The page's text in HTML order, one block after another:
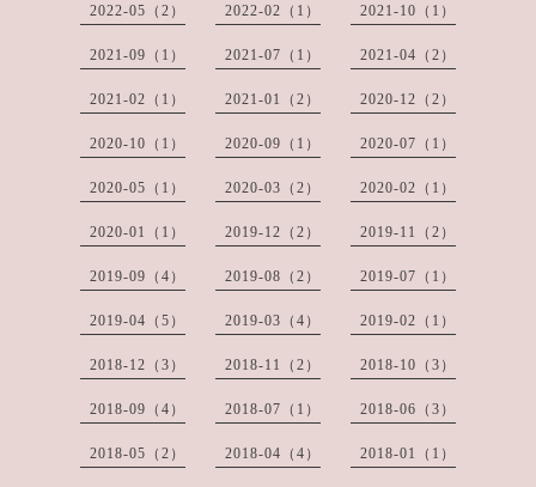
2022-05（2） 2022-02（1） 2021-10（1）
2021-09（1） 2021-07（1） 2021-04（2）
2021-02（1） 2021-01（2） 2020-12（2）
2020-10（1） 2020-09（1） 2020-07（1）
2020-05（1） 2020-03（2） 2020-02（1）
2020-01（1） 2019-12（2） 2019-11（2）
2019-09（4） 2019-08（2） 2019-07（1）
2019-04（5） 2019-03（4） 2019-02（1）
2018-12（3） 2018-11（2） 2018-10（3）
2018-09（4） 2018-07（1） 2018-06（3）
2018-05（2） 2018-04（4） 2018-01（1）